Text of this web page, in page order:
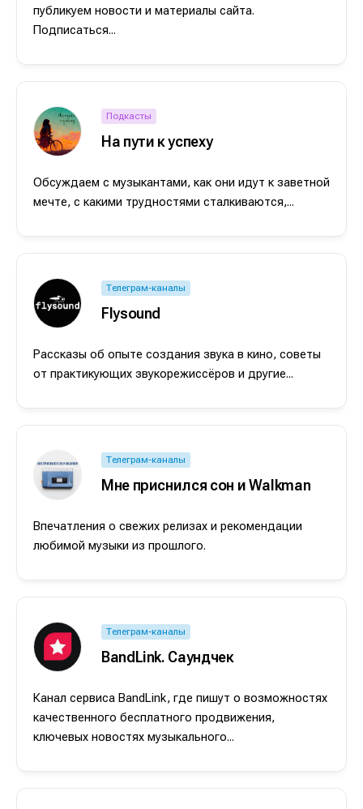
публикуем новости и материалы сайта.
Подписаться...
Подкасты
На пути к успеху
Обсуждаем с музыкантами, как они идут к заветной
мечте, с какими трудностями сталкиваются,...
Телеграм-каналы
Flysound
Рассказы об опыте создания звука в кино, советы
от практикующих звукорежиссёров и другие...
Телеграм-каналы
Мне приснился сон и Walkman
Впечатления о свежих релизах и рекомендации
любимой музыки из прошлого.
Телеграм-каналы
BandLink. Саундчек
Канал сервиса BandLink, где пишут о возможностях
качественного бесплатного продвижения,
ключевых новостях музыкального...